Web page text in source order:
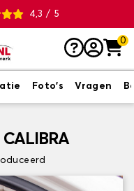
4,3 / 5
0
Foto's Vragen